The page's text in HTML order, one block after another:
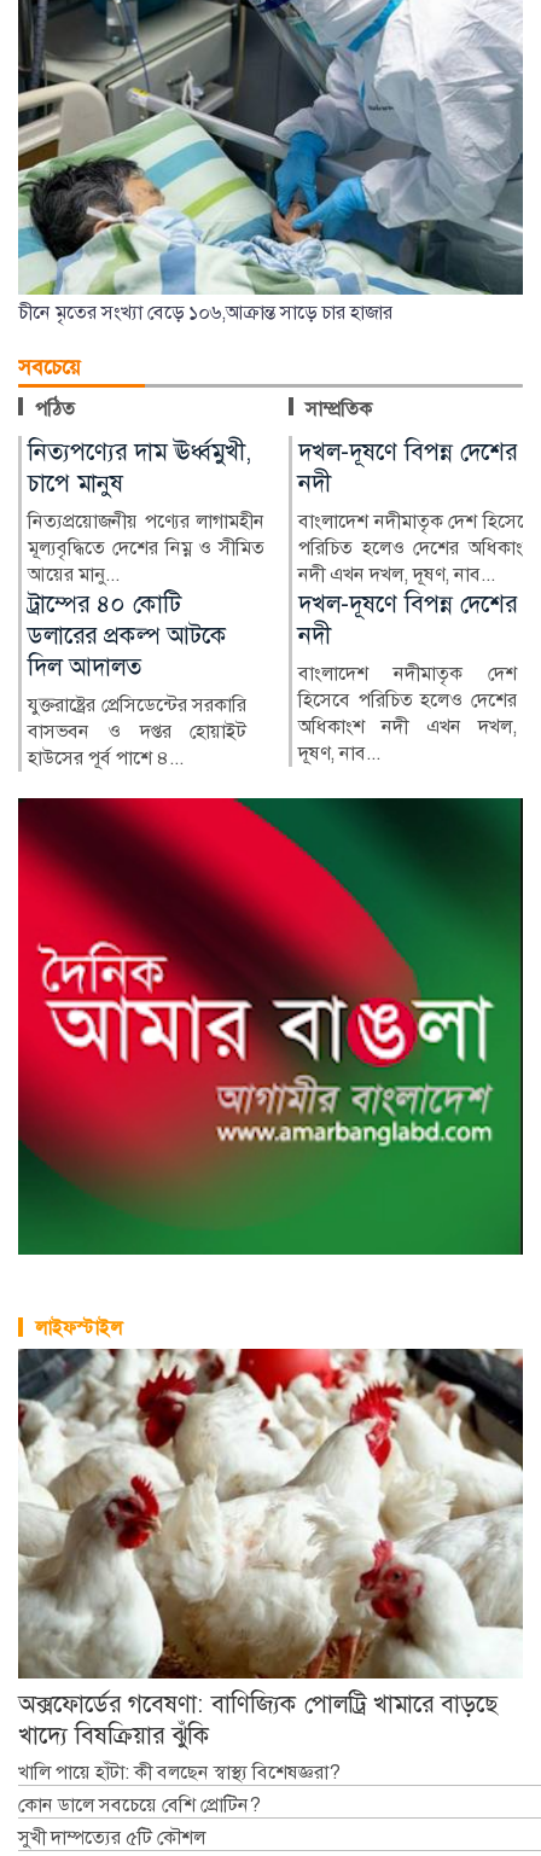
চীনে মৃতের সংখ্যা বেড়ে ১০৬,আক্রান্ত সাড়ে চার হাজার
সবচেয়ে
পঠিত সাম্প্রতিক
নিত্যপণ্যের দাম ঊর্ধ্বমুখী,
চাপে মানুষ
নিত্যপ্রয়োজনীয় পণ্যের লাগামহীন
মূল্যবৃদ্ধিতে দেশের নিম্ন ও সীমিত
আয়ের মানু...
দখল-দূষণে বিপন্ন দেশের
নদী
বাংলাদেশ নদীমাতৃক দেশ হিসেবে
পরিচিত হলেও দেশের অধিকাংশ
নদী এখন দখল, দূষণ, নাব...
দখল-দূষণে বিপন্ন দেশের
নদী
বাংলাদেশ নদীমাতৃক দেশ
হিসেবে পরিচিত হলেও দেশের
অধিকাংশ নদী এখন দখল,
দূষণ, নাব...
নিত্যপণ্যের দাম
ঊর্ধ্বমুখী, চাপে মানুষ
নিত্যপ্রয়োজনীয় পণ্যের
লাগামহীন মূল্যবৃদ্ধিতে দেশের
নিম্ন ও সীমিত আয়ের মানু...
লাইফস্টাইল
অক্সফোর্ডের গবেষণা: বাণিজ্যিক পোলট্রি খামারে বাড়ছে
খাদ্যে বিষক্রিয়ার ঝুঁকি
খালি পায়ে হাঁটা: কী বলছেন স্বাস্থ্য বিশেষজ্ঞরা?
কোন ডালে সবচেয়ে বেশি প্রোটিন?
সুখী দাম্পত্যের ৫টি কৌশল